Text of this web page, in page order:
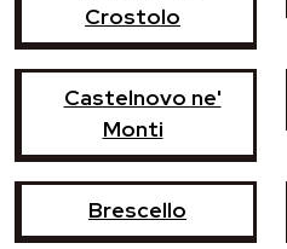
Crostolo
Castelnovo ne'
Monti
Brescello